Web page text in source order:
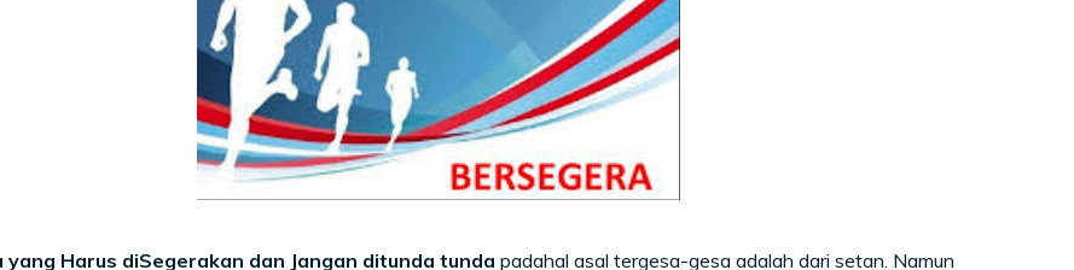
yang Harus diSegerakan dan Jangan ditunda tunda padahal asal tergesa-gesa adalah dari setan. Namun